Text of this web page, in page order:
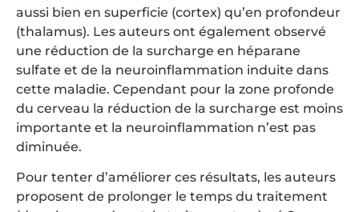
aussi bien en superficie (cortex) qu’en profondeur
(thalamus). Les auteurs ont également observé
une réduction de la surcharge en héparane
sulfate et de la neuroinflammation induite dans
cette maladie. Cependant pour la zone profonde
du cerveau la réduction de la surcharge est moins
importante et la neuroinflammation n’est pas
diminuée.
Pour tenter d’améliorer ces résultats, les auteurs
proposent de prolonger le temps du traitement